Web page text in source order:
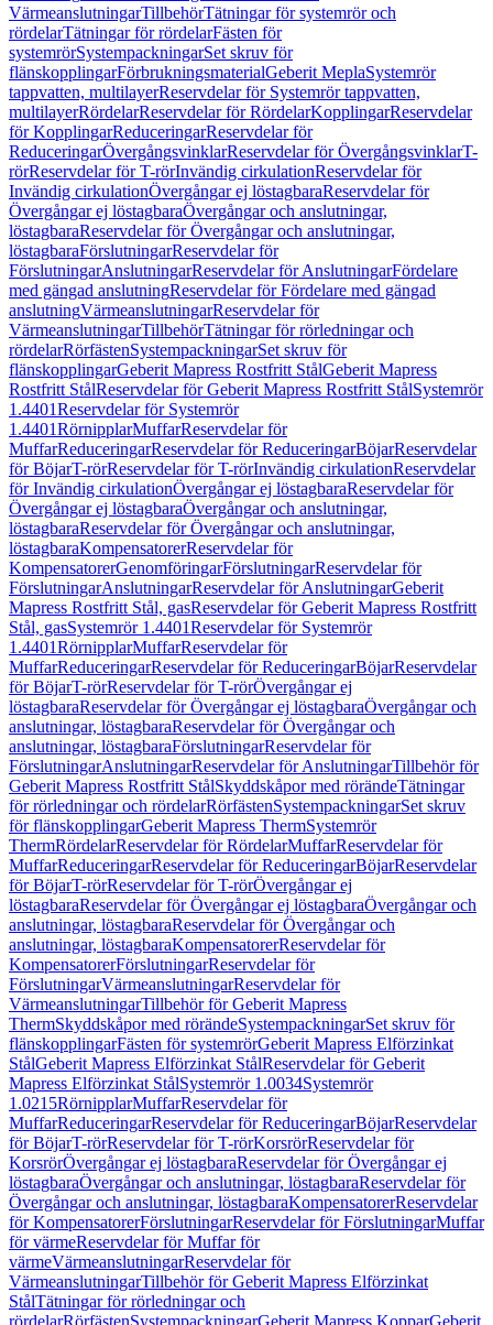
VärmeanslutningarTillbehörTätningar för systemrör och
rördelarTätningar för rördelarFästen för
systemrörSystempackningarSet skruv för
flänskopplingarFörbrukningsmaterialGeberit MeplaSystemrör
tappvatten, multilayerReservdelar för Systemrör tappvatten,
multilayerRördelarReservdelar för RördelarKopplingarReservdelar
för KopplingarReduceringarReservdelar för
ReduceringarÖvergångsvinklarReservdelar för ÖvergångsvinklarT-
rörReservdelar för T-rörInvändig cirkulationReservdelar för
Invändig cirkulationÖvergångar ej löstagbaraReservdelar för
Övergångar ej löstagbaraÖvergångar och anslutningar,
löstagbaraReservdelar för Övergångar och anslutningar,
löstagbaraFörslutningarReservdelar för
FörslutningarAnslutningarReservdelar för AnslutningarFördelare
med gängad anslutningReservdelar för Fördelare med gängad
anslutningVärmeanslutningarReservdelar för
VärmeanslutningarTillbehörTätningar för rörledningar och
rördelarRörfästenSystempackningarSet skruv för
flänskopplingarGeberit Mapress Rostfritt StålGeberit Mapress
Rostfritt StålReservdelar för Geberit Mapress Rostfritt StålSystemrör
1.4401Reservdelar för Systemrör
1.4401RörnipplarMuffarReservdelar för
MuffarReduceringarReservdelar för ReduceringarBöjarReservdelar
för BöjarT-rörReservdelar för T-rörInvändig cirkulationReservdelar
för Invändig cirkulationÖvergångar ej löstagbaraReservdelar för
Övergångar ej löstagbaraÖvergångar och anslutningar,
löstagbaraReservdelar för Övergångar och anslutningar,
löstagbaraKompensatorerReservdelar för
KompensatorerGenomföringarFörslutningarReservdelar för
FörslutningarAnslutningarReservdelar för AnslutningarGeberit
Mapress Rostfritt Stål, gasReservdelar för Geberit Mapress Rostfritt
Stål, gasSystemrör 1.4401Reservdelar för Systemrör
1.4401RörnipplarMuffarReservdelar för
MuffarReduceringarReservdelar för ReduceringarBöjarReservdelar
för BöjarT-rörReservdelar för T-rörÖvergångar ej
löstagbaraReservdelar för Övergångar ej löstagbaraÖvergångar och
anslutningar, löstagbaraReservdelar för Övergångar och
anslutningar, löstagbaraFörslutningarReservdelar för
FörslutningarAnslutningarReservdelar för AnslutningarTillbehör för
Geberit Mapress Rostfritt StålSkyddskåpor med rörändeTätningar
för rörledningar och rördelarRörfästenSystempackningarSet skruv
för flänskopplingarGeberit Mapress ThermSystemrör
ThermRördelarReservdelar för RördelarMuffarReservdelar för
MuffarReduceringarReservdelar för ReduceringarBöjarReservdelar
för BöjarT-rörReservdelar för T-rörÖvergångar ej
löstagbaraReservdelar för Övergångar ej löstagbaraÖvergångar och
anslutningar, löstagbaraReservdelar för Övergångar och
anslutningar, löstagbaraKompensatorerReservdelar för
KompensatorerFörslutningarReservdelar för
FörslutningarVärmeanslutningarReservdelar för
VärmeanslutningarTillbehör för Geberit Mapress
ThermSkyddskåpor med rörändeSystempackningarSet skruv för
flänskopplingarFästen för systemrörGeberit Mapress Elförzinkat
StålGeberit Mapress Elförzinkat StålReservdelar för Geberit
Mapress Elförzinkat StålSystemrör 1.0034Systemrör
1.0215RörnipplarMuffarReservdelar för
MuffarReduceringarReservdelar för ReduceringarBöjarReservdelar
för BöjarT-rörReservdelar för T-rörKorsrörReservdelar för
KorsrörÖvergångar ej löstagbaraReservdelar för Övergångar ej
löstagbaraÖvergångar och anslutningar, löstagbaraReservdelar för
Övergångar och anslutningar, löstagbaraKompensatorerReservdelar
för KompensatorerFörslutningarReservdelar för FörslutningarMuffar
för värmeReservdelar för Muffar för
värmeVärmeanslutningarReservdelar för
VärmeanslutningarTillbehör för Geberit Mapress Elförzinkat
StålTätningar för rörledningar och
rördelarRörfästenSystempackningarGeberit Mapress KopparGeberit